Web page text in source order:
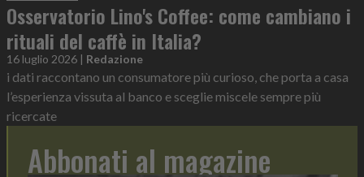
Osservatorio Lino's Coffee: come cambiano i
rituali del caffè in Italia?
16 luglio 2026 | Redazione
i dati raccontano un consumatore più curioso, che porta a casa
l’esperienza vissuta al banco e sceglie miscele sempre più
ricercate
Abbonati al magazine